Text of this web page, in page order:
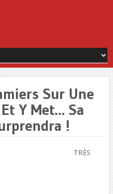
Sur Une
Y Met… Sa
!
TRÈS